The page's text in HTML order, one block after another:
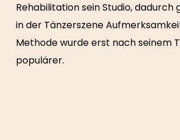
Rehabilitation sein Studio, dadurch
in der Tänzerszene
Methode wurde erst nach seinem
populärer.